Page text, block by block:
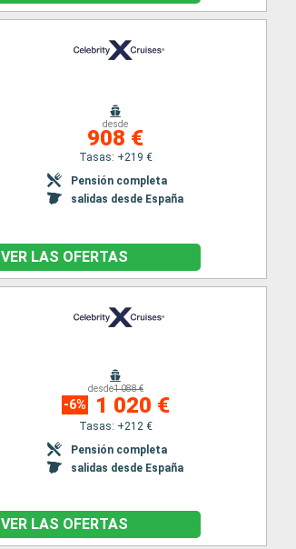
desde
908 €
Tasas: +219 €
Pensión completa
salidas desde España
VER LAS OFERTAS
desde1 088 €
-6% 1 020 €
Tasas: +212 €
Pensión completa
salidas desde España
VER LAS OFERTAS